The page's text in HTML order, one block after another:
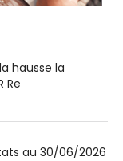
hausse la
Re
au 30/06/2026